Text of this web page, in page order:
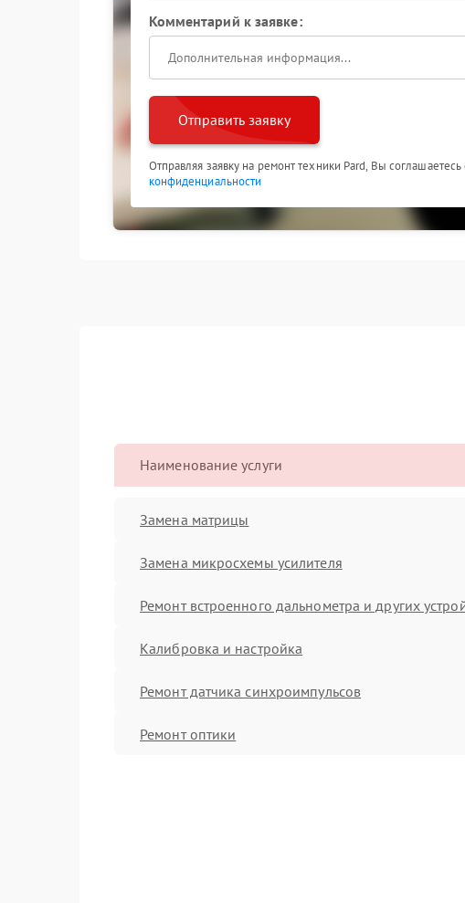
Комментарий к заявке:
Отправить заявку
Отправляя заявку на ремонт техники Pard, Вы соглашаетесь
конфиденциальности
Наименование услуги
Замена матрицы
Замена микросхемы усилителя
Ремонт встроенного дальнометра и других
Калибровка и настройка
Ремонт датчика синхроимпульсов
Ремонт оптики